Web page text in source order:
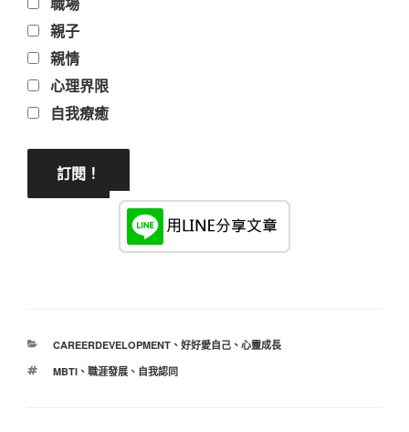
親子
親情
心理界限
自我療癒
分
CAREERDEVELOPMENT、 好好愛自己、 心靈成長
標
MBTI、 職涯發展、 自我認同